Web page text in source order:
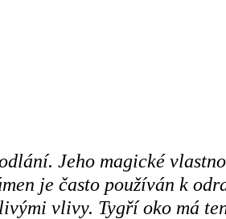
Jeho magické
je často používán k
vlivy. Tygří oko má